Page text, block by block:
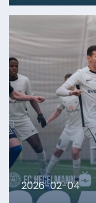
2026-02-04